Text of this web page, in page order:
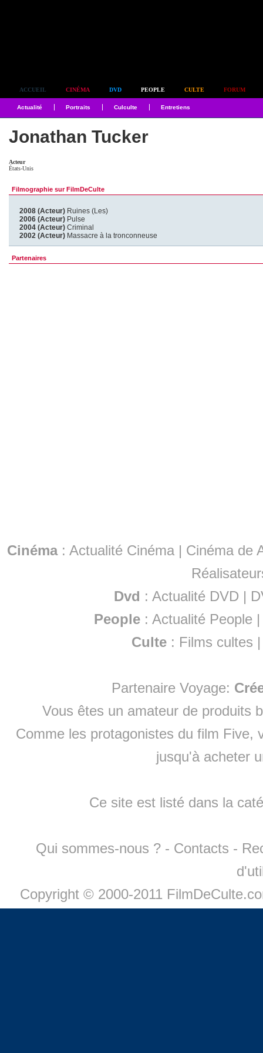
ACCUEIL CINÉMA DVD PEOPLE CULTE FORUM
Actualité Portraits Culculte Entretiens
Jonathan Tucker
Acteur
États-Unis
Filmographie sur FilmDeCulte
2008 (Acteur) Ruines (Les)
2006 (Acteur) Pulse
2004 (Acteur) Criminal
2002 (Acteur) Massacre à la tronconneuse
Partenaires
Cinéma: Actualité Cinéma | Cinéma de
Dvd : Actualité DVD |
People :Actualité People
Culte : Films cultes
Partenaire Voyage:
Vous êtes un amateur de produits
Comme les protagonistes du film Five,
jusqu'à acheter
Ce site est listé dans la
Qui sommes-nous ? - Contacts -
Copyright © 2000-2011